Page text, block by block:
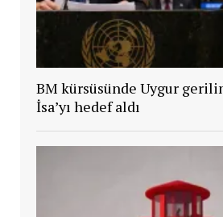
BM kürsüsünde Uygur
İsa’yı hedef aldı